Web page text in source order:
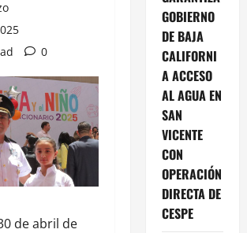
0
de abril de
GOBIERNO
DE BAJA
CALIFORNI
A ACCESO
AL AGUA EN
SAN
VICENTE
CON
OPERACIÓN
DIRECTA DE
CESPE